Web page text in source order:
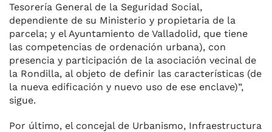
Tesorería General de la Seguridad Social,
dependiente de su Ministerio y propietaria de la
parcela; y el Ayuntamiento de Valladolid, que tiene
las competencias de ordenación urbana), con
presencia y participación de la asociación vecinal de
la Rondilla, al objeto de definir las características (de
la nueva edificación y nuevo uso de ese enclave)”,
sigue.
Por último, el concejal de Urbanismo, Infraestructura